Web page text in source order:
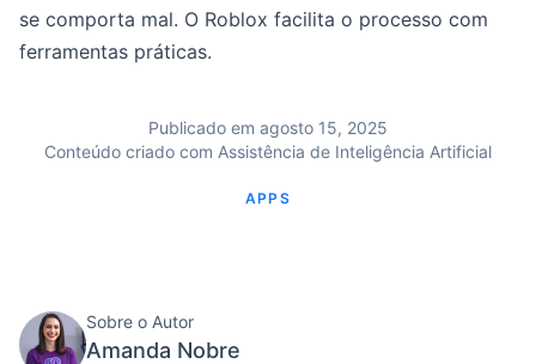
se comporta mal. O Roblox facilita o processo com
ferramentas práticas.
Publicado em agosto 15, 2025
Conteúdo criado com Assistência de Inteligência Artificial
APPS
Sobre o Autor
Amanda Nobre